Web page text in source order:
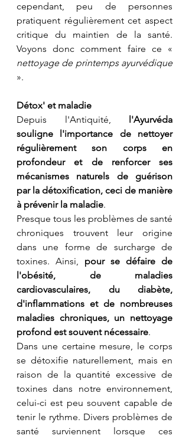
cependant, peu de personnes
pratiquent régulièrement cet aspect
critique du maintien de la santé.
nettoyage de printemps ayurvédique
».
Détox' et maladie
Depuis l'Antiquité,
l'Ayurvéda
souligne l'importance de nettoyer
régulièrement son corps en
profondeur et de renforcer ses
mécanismes naturels de guérison
par la détoxification, ceci de manière
à prévenir la maladie.
Presque tous les problèmes de santé
chroniques trouvent leur origine
dans une forme de surcharge de
toxines. Ainsi, pour se défaire de
l'obésité, de maladies
cardiovasculaires, du diabète,
d'inflammations et de nombreuses
maladies chroniques, un nettoyage
profond est souvent nécessaire.
Dans une certaine mesure, le corps
se détoxifie naturellement, mais en
raison de la quantité excessive de
toxines dans notre environnement,
celui-ci est peu souvent capable de
tenir le rythme. Divers problèmes de
santé surviennent lorsque ces